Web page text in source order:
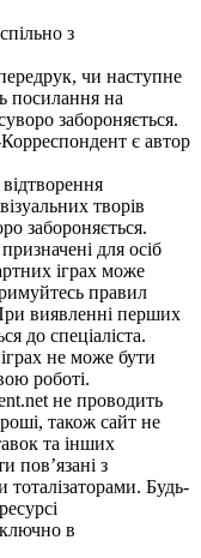
з
чи наступне
посилання на
забороняється.
є автор
творів
забороняється.
для осіб
іграх може
правил
виявленні перших
до спеціаліста.
не може бути
роботі.
не проводить
також сайт не
та інших
пов’язані з
Будь-
в